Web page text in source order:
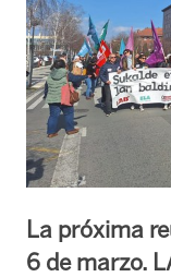
La próxima
6 de marzo.